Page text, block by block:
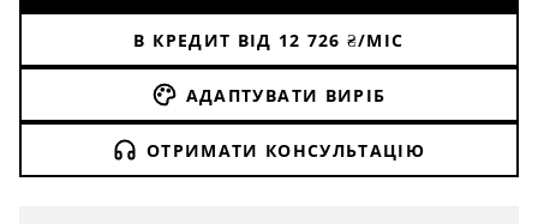
В КРЕДИТ ВІД 12 726 ₴/МІС
АДАПТУВАТИ ВИРІБ
ОТРИМАТИ КОНСУЛЬТАЦІЮ